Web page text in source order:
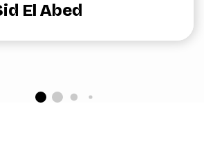
El Abed